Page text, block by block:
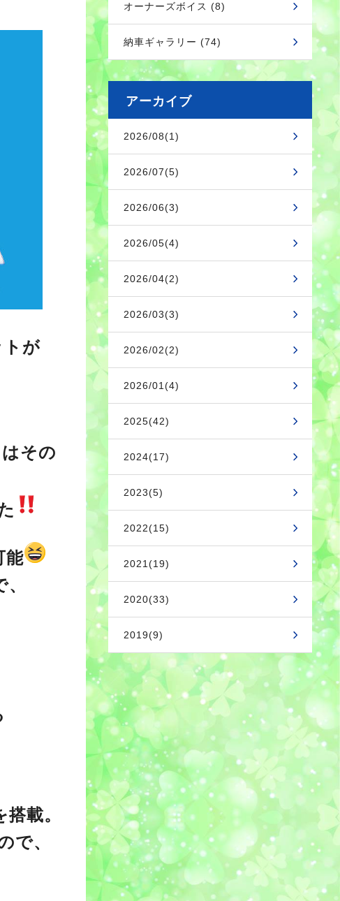
トが
その
能
載。
で、
オーナーズボイス (8)
納車ギャラリー (74)
アーカイブ
2026/08(1)
2026/07(5)
2026/06(3)
2026/05(4)
2026/04(2)
2026/03(3)
2026/02(2)
2026/01(4)
2025(42)
2024(17)
2023(5)
2022(15)
2021(19)
2020(33)
2019(9)